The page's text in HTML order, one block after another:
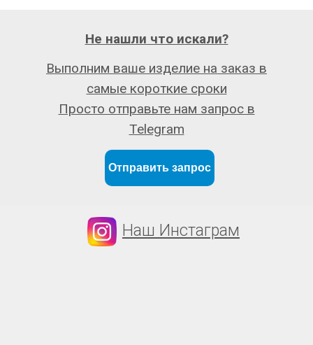
Отправить запрос
Выполним ваше изделие на заказ в
самые короткие сроки
Просто отправьте нам запрос в
Telegram
Не нашли что искали?
Наш Инстаграм